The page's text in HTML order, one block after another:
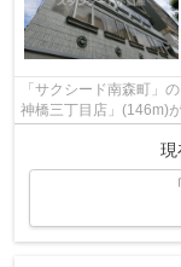
「サクシード南森町」
神橋三丁目店」(146m)
現